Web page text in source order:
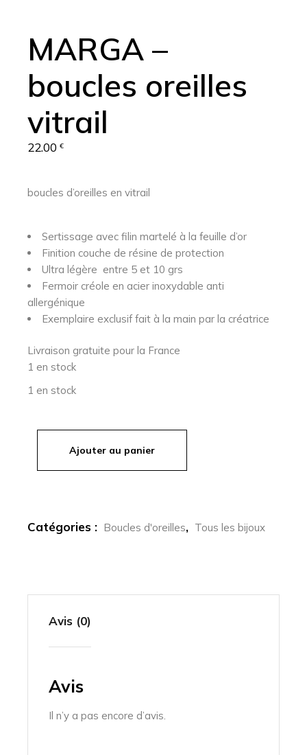
MARGA –
boucles oreilles
vitrail
22.00€
boucles d’oreilles en vitrail
Sertissage avec filin martelé à la feuille d’or
Finition couche de résine de protection
Ultra légère entre 5 et 10 grs
Fermoir créole en acier inoxydable anti
allergénique
Exemplaire exclusif fait à la main par la créatrice
Livraison gratuite pour la France
1 en stock
1 en stock
quantité de MARGA - boucles oreilles vitrail
Ajouter au panier
Catégories : Boucles d'oreilles, Tous les bijoux
Avis (0)
Avis
Il n’y a pas encore d’avis.